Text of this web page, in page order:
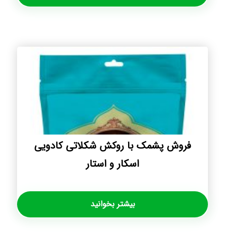
فروش پشمک با روکش شکلاتی کادویی
اسکار و استار
بیشتر بخوانید